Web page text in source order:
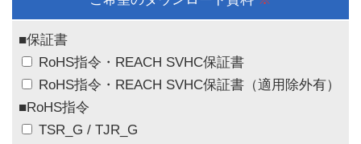
■保証書
RoHS指令・REACH SVHC保証書
RoHS指令・REACH SVHC保証書（適用除外有）
■RoHS指令
TSR_G / TJR_G